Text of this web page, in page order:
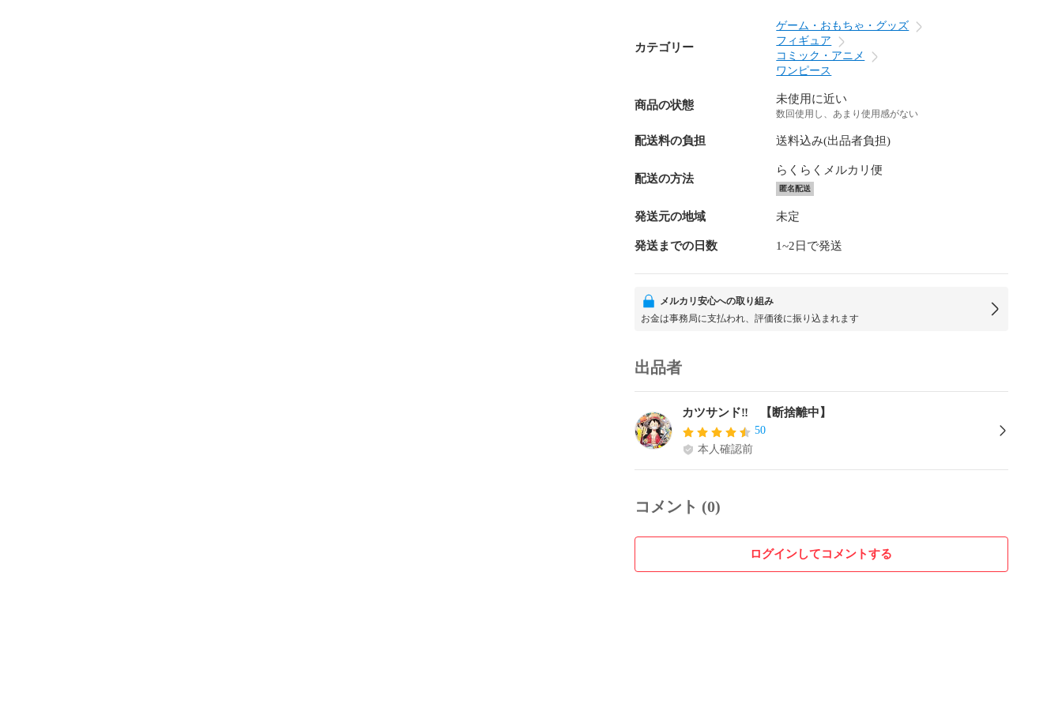
カテゴリー
ゲーム・おもちゃ・グッズ
フィギュア
コミック・アニメ
ワンピース
商品の状態 未使用に近い
数回使用し、あまり使用感がない
配送料の負担 送料込み(出品者負担)
配送の方法
らくらくメルカリ便
匿名配送
発送元の地域 未定
発送までの日数 1~2日で発送
メルカリ安心への取り組み
お金は事務局に支払われ、評価後に振り込まれます
出品者
カツサンド‼️ 【断捨離中】
50
本人確認前
コメント (0)
ログインしてコメントする